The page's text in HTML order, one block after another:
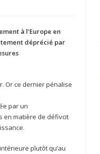
à l’Europe en
déprécié par
Or ce dernier pénalise
par un
en matière de défivcit
plutôt qu’au